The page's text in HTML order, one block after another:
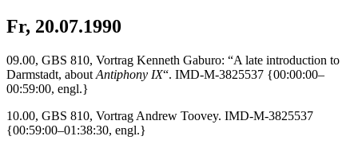
Fr, 20.07.1990
09.00, GBS 810, Vortrag Kenneth Gaburo: “A late introduction to
Darmstadt, about Antiphony IX“. IMD-M-3825537 {00:00:00–
00:59:00, engl.}
10.00, GBS 810, Vortrag Andrew Toovey. IMD-M-3825537
{00:59:00–01:38:30, engl.}